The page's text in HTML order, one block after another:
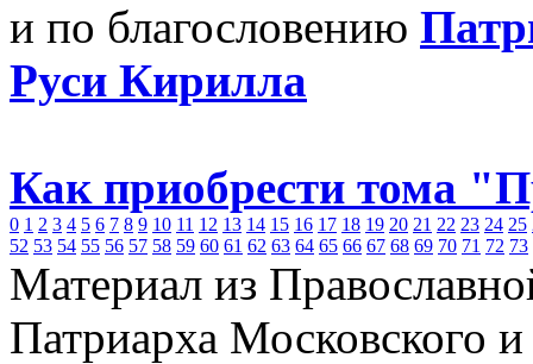
и по благословению
Руси Кирилла
Как приобрести тома
0 1 2 3 4 5 6 7 8 9 10 11 12 13 14 15 16 17 18 19 20 21 22 23 24 25
52 53 54 55 56 57 58 59 60 61 62 63 64 65 66 67 68 69 70 71 72 73
Материал из
Патриарха Московского